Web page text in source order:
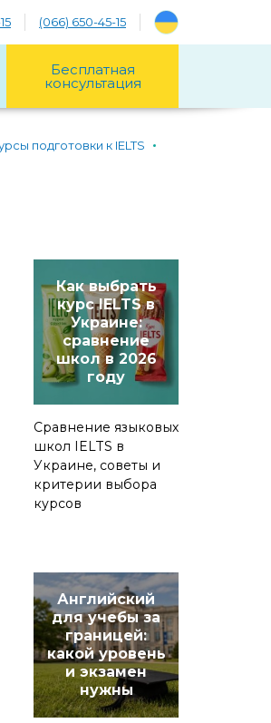
(066) 650-45-15
Бесплатная
консультация
подготовки к IELTS
Как выбрать
курс IELTS в
Украине:
сравнение
школ в 2026
году
Сравнение языковых
школ IELTS в
Украине, советы и
критерии выбора
курсов
Английский
для учебы за
границей:
какой уровень
и экзамен
нужны